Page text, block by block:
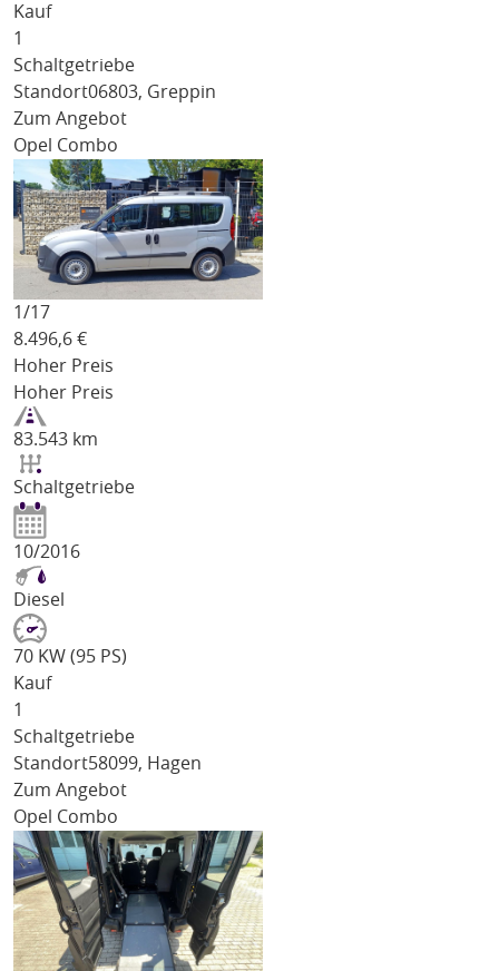
Kauf
1
Schaltgetriebe
Standort06803, Greppin
Zum Angebot
Opel Combo
1/17
8.496,6 €
Hoher Preis
Hoher Preis
83.543 km
Schaltgetriebe
10/2016
Diesel
70 KW (95 PS)
Kauf
1
Schaltgetriebe
Standort58099, Hagen
Zum Angebot
Opel Combo